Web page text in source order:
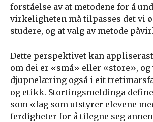
forståelse av at metodene for å
virkeligheten må tilpasses det vi
studere, og at valg av metode
Dette perspektivet kan
om dei er «små» eller «store», og
djupnelæring også i eit
og etikk. Stortingsmeldinga
som «fag som utstyrer elevene
ferdigheter for å tilegne seg